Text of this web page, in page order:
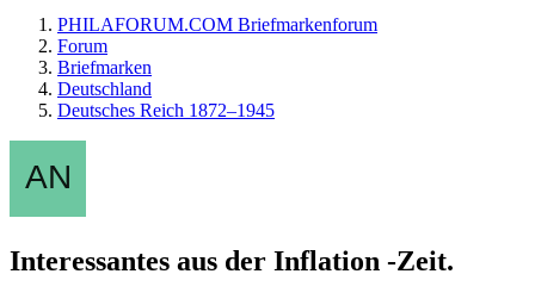
PHILAFORUM.COM Briefmarkenforum
Forum
Briefmarken
Deutschland
Deutsches Reich 1872–1945
Interessantes aus der Inflation -Zeit.